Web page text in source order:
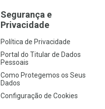
Segurança e
Privacidade
Política de Privacidade
Portal do Titular de Dados
Pessoais
Como Protegemos os Seus
Dados
Configuração de Cookies